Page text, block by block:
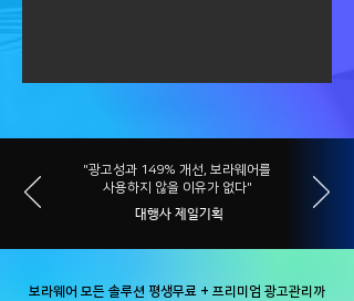
"광고성과 149% 개선, 보라웨어를
사용하지 않을 이유가 없다"
​ 대행사 제일기획
보라웨어 모든 솔루션 평생무료 + 프리미엄 광고관리까